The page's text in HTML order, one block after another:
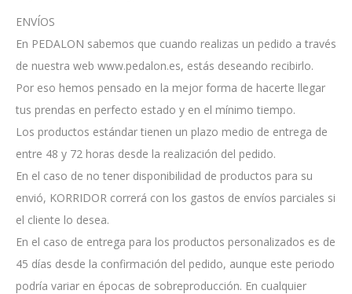
ENVÍOS
En PEDALON sabemos que cuando realizas un pedido a través
de nuestra web www.pedalon.es, estás deseando recibirlo.
Por eso hemos pensado en la mejor forma de hacerte llegar
tus prendas en perfecto estado y en el mínimo tiempo.
Los productos estándar tienen un plazo medio de entrega de
entre 48 y 72 horas desde la realización del pedido.
En el caso de no tener disponibilidad de productos para su
envió, KORRIDOR correrá con los gastos de envíos parciales si
el cliente lo desea.
En el caso de entrega para los productos personalizados es de
45 días desde la confirmación del pedido, aunque este periodo
podría variar en épocas de sobreproducción. En cualquier